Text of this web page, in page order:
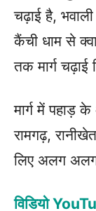
चढ़ाई है,
कैंची धाम से
तक मार्ग चढ़ाई
मार्ग में पहाड़
रामगढ़,
लिए अलग
विडियो